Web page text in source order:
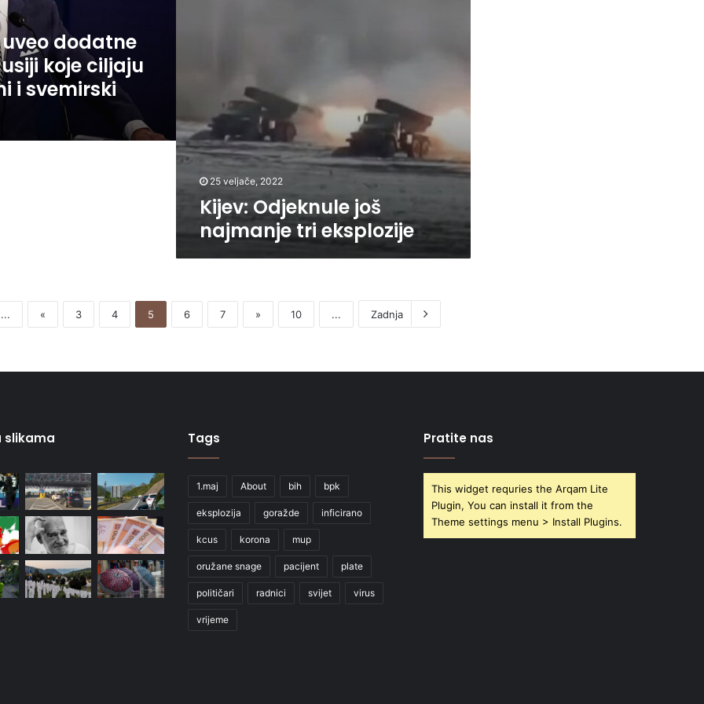
dodatne
koje ciljaju
i svemirski
25 veljače, 2022
Kijev: Odjeknule još
najmanje tri eksplozije
... « 3 4 5 6 7 » 10 ... Zadnja
slikama Tags
1.maj About bih bpk
eksplozija goražde inficirano
kcus korona mup
oružane snage pacijent plate
političari radnici svijet virus
vrijeme
Pratite nas
This widget requries the Arqam Lite
Plugin, You can install it from the
Theme settings menu > Install Plugins.